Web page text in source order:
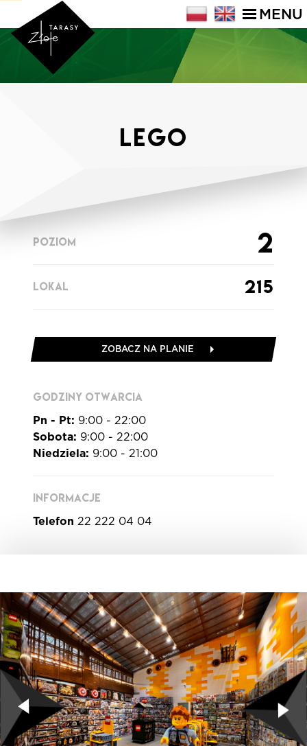
MENU
Lego
POZIOM 2
LOKAL 215
ZOBACZ NA PLANIE
GODZINY OTWARCIA
Pn - Pt: 9:00 - 22:00
Sobota: 9:00 - 22:00
Niedziela: 9:00 - 21:00
INFORMACJE
Telefon 22 222 04 04